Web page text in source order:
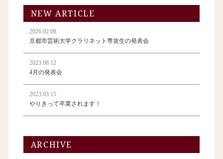
NEW ARTICLE
2026.02.08
京都市芸術大学クラリネット専攻生の発表会
2023.08.12
4月の発表会
2023.03.15
やりきって卒業されます！
ARCHIVE